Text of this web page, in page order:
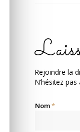
Rejoindre la
N’hésitez
Nom*